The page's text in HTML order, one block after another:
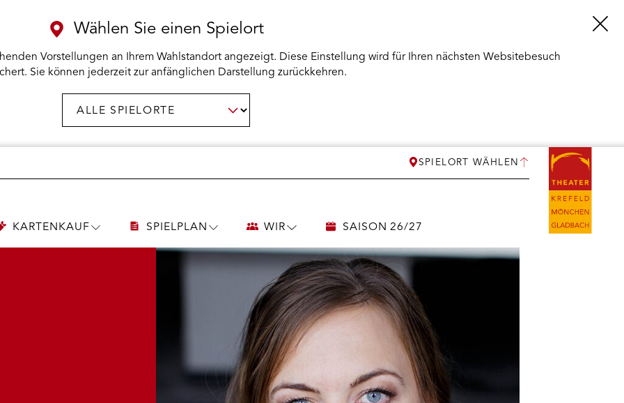
SPIELORT WÄHLEN
Wählen Sie einen Spielort
Vorstellungen an Ihrem Wahlstandort angezeigt. Diese Einstellung wird für Ihren nächsten Websitebesuch
Sie können jederzeit zur anfänglichen Darstellung zurückkehren.
KARTENKAUF UNTERMENÜSPIELPLAN UNTERMENÜ
ÖFFNEN
WIR UNTERMENÜ
ÖFFNEN
SAISON 26/27